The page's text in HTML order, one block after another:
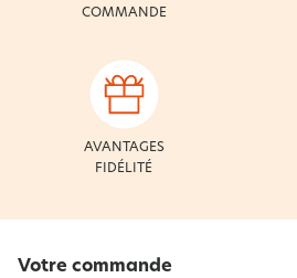
COMMANDE
AVANTAGES
FIDÉLITÉ
Votre commande